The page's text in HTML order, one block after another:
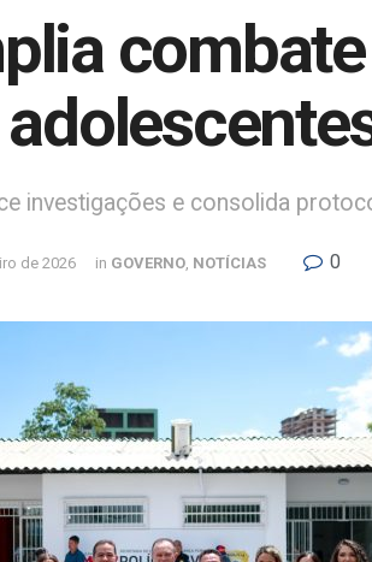
investigações e consolida
de 2026 in GOVERNO, NOTÍCIAS 0